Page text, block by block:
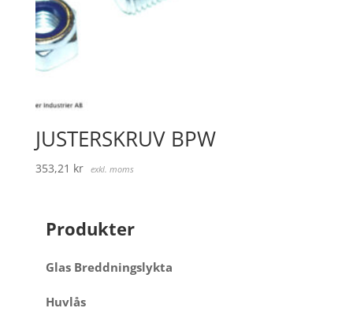
JUSTERSKRUV BPW
353,21 kr exkl. moms
Produkter
Glas Breddningslykta
Huvlås